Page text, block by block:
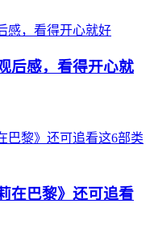
后感，看得开心就
在巴黎》还可追看